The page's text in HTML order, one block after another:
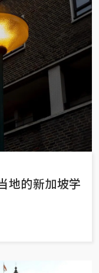
地的新加坡学